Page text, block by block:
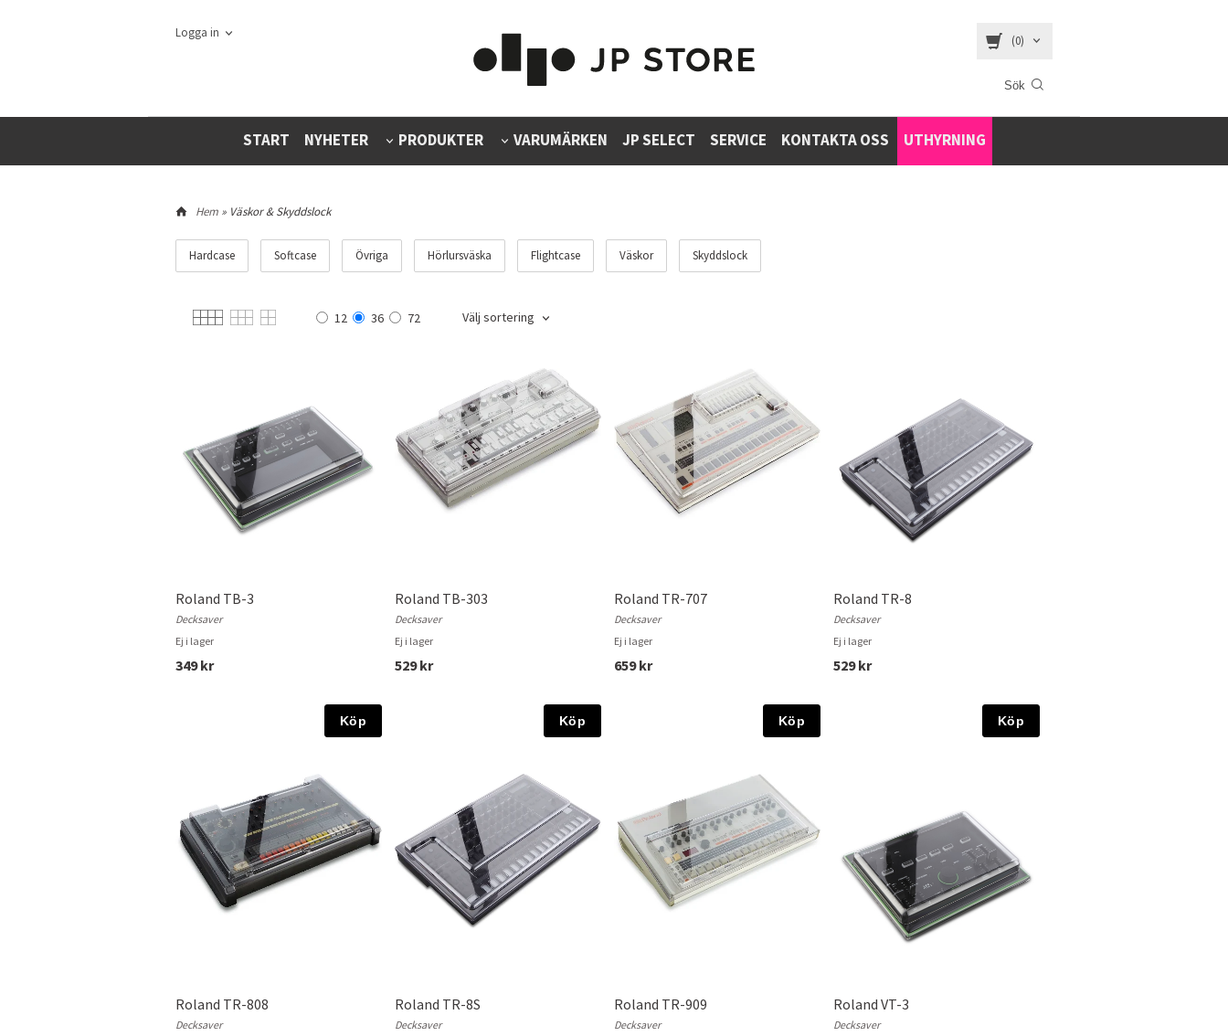
Logga in
(0)
START NYHETER PRODUKTER VARUMÄRKEN JP SELECT SERVICE KONTAKTA OSS UTHYRNING
Hem » Väskor & Skyddslock
Hardcase Softcase Övriga Hörlursväska Flightcase Väskor Skyddslock
12 36 72 Välj sortering
Roland TB-3
Decksaver
Ej i lager
349 kr
Köp
Roland TB-303
Decksaver
Ej i lager
529 kr
Köp
Roland TR-707
Decksaver
Ej i lager
659 kr
Köp
Roland TR-8
Decksaver
Ej i lager
529 kr
Köp
Roland TR-808
Decksaver
Roland TR-8S
Decksaver
Roland TR-909
Decksaver
Roland VT-3
Decksaver